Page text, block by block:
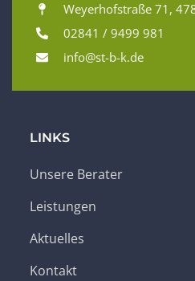
Weyerhofstraße 71,
02841 / 9499 981
info@st-b-k.de
LINKS
Unsere Berater
Leistungen
Aktuelles
Kontakt